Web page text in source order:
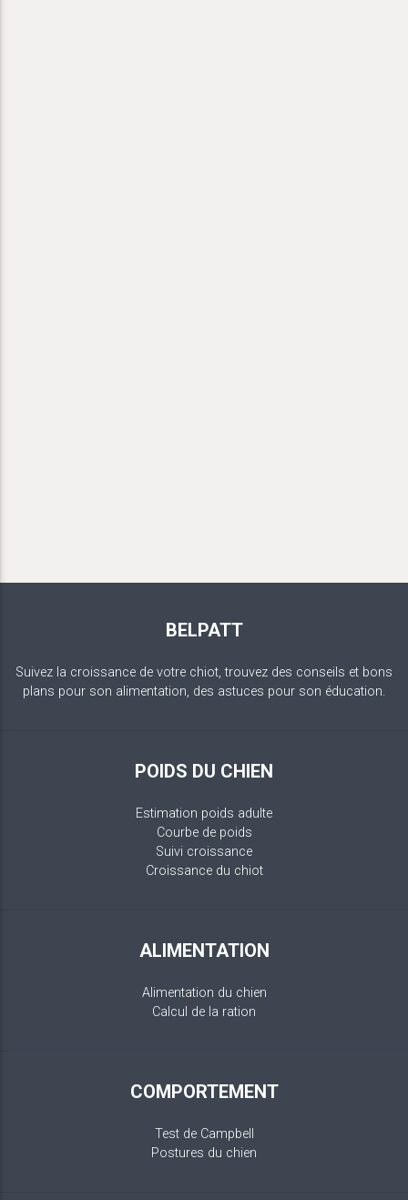
BELPATT
Suivez la croissance de votre chiot, trouvez des conseils et bons
plans pour son alimentation, des astuces pour son éducation.
POIDS DU CHIEN
Estimation poids adulte
Courbe de poids
Suivi croissance
Croissance du chiot
ALIMENTATION
Alimentation du chien
Calcul de la ration
COMPORTEMENT
Test de Campbell
Postures du chien